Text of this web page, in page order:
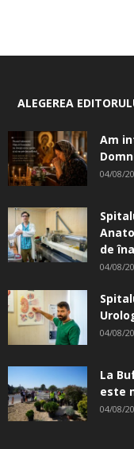
ALEGEREA
Am
04/08/
de
04/08/
04/08/
La
este
04/08/